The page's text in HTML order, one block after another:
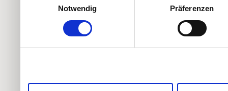
Partner führen diese
weiteren Daten
Notwendig
Präferenzen